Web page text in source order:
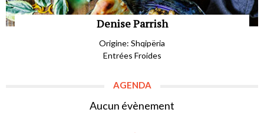
Denise Parrish
Origine: Shqipëria
Entrées Froides
AGENDA
Aucun évènement